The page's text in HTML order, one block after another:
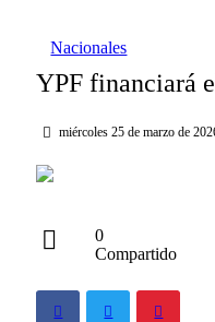
Nacionales
YPF financiará
miércoles 25 de marzo de
0
Compartido